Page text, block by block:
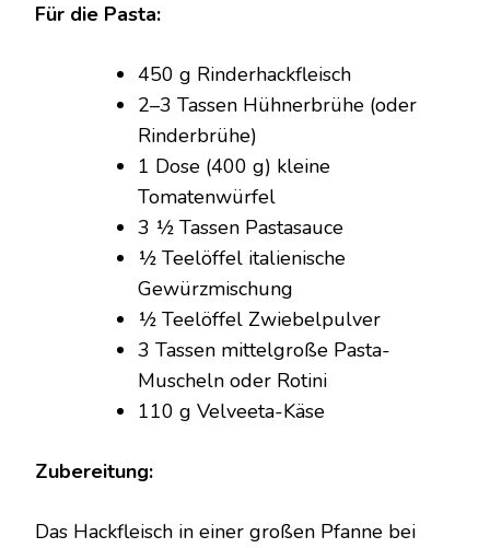
Für die Pasta:
450 g Rinderhackfleisch
2–3 Tassen Hühnerbrühe (oder
Rinderbrühe)
1 Dose (400 g) kleine
Tomatenwürfel
3 ½ Tassen Pastasauce
½ Teelöffel italienische
Gewürzmischung
½ Teelöffel Zwiebelpulver
3 Tassen mittelgroße Pasta-
Muscheln oder Rotini
110 g Velveeta-Käse
Zubereitung:
Das Hackfleisch in einer großen Pfanne bei